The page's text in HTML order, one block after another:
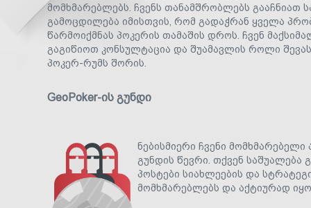
მომხმარებლებს. ჩვენს თანამშრობლებს გააჩნიათ
გამოცდილება იმისთვის, რომ გადაჭრან ყველა
წარმოიქმნას პოკერის თამაშის დროს. ჩვენ
გაგიწიოთ კონსულტაცია და შუამავლის როლი
პოკერ-რუმს შორის.
GeoPoker-ის გუნდი
ნებისმიერი ჩვენი
გუნდის წევრი. თქვენ
პოსტები სიახლეების და
მომხმარებლებს და აქტიურად